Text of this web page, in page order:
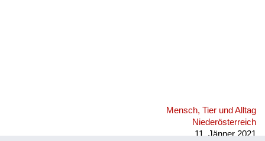
Mensch, Tier und Alltag
Niederösterreich
11. Jänner 2021